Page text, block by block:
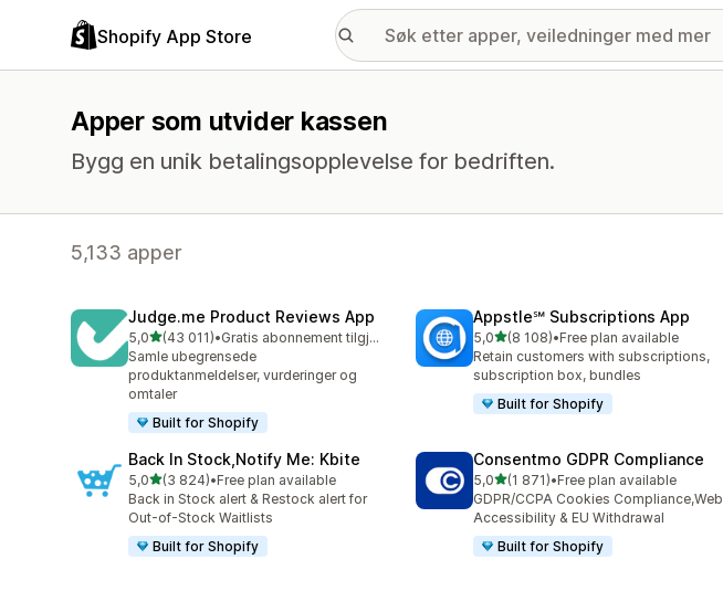
Shopify App Store
Apper som utvider kassen
Bygg en unik betalingsopplevelse for bedriften.
5,133 apper
Judge.me Product Reviews App
5,0av 5 stjerner
(43 011)
Totalt 43011 omtaler
•
Gratis abonnement tilgjengelig
Samle ubegrensede
produktanmeldelser, vurderinger og
omtaler
Built for Shopify
Appstle℠ Subscriptions App
5,0av 5 stjerner
(8 108)
Totalt 8108 omtaler
•Free plan available
Retain customers with subscriptions,
subscription box, bundles
Built for Shopify
Back In Stock,Notify Me: Kbite
5,0av 5 stjerner
(3 824)
Totalt 3824 omtaler
•Free plan available
Back in Stock alert & Restock alert for
Out-of-Stock Waitlists
Built for Shopify
Consentmo GDPR Compliance
5,0av 5 stjerner
(1 871)
Totalt 1871 omtaler
•Free plan available
GDPR/CCPA Cookies Compliance,Web
Accessibility & EU Withdrawal
Built for Shopify